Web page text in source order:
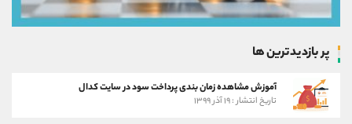
پر بازدیدترین ها
آموزش مشاهده زمان بندی پرداخت سود در سایت کدال
تاریخ انتشار : ۱۹ آذر ۱۳۹۹